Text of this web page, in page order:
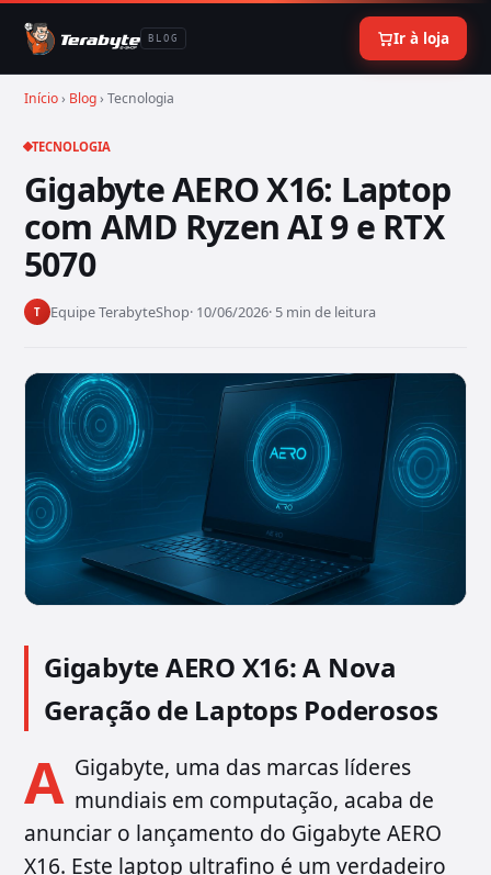
BLOG Ir à loja
Início› Blog› Tecnologia
TECNOLOGIA
Gigabyte AERO X16: Laptop
com AMD Ryzen AI 9 e RTX
5070
T Equipe TerabyteShop· 10/06/2026· 5 min de leitura
Gigabyte AERO X16: A Nova
Geração de Laptops Poderosos
A Gigabyte, uma das marcas líderes
mundiais em computação, acaba de
anunciar o lançamento do Gigabyte AERO
X16. Este laptop ultrafino é um verdadeiro